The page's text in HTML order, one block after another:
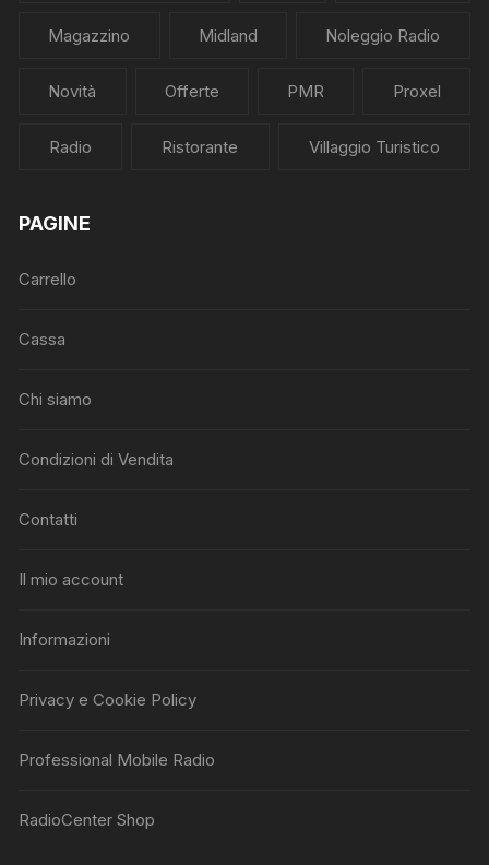
Magazzino Midland Noleggio Radio
Novità Offerte PMR Proxel
Radio Ristorante Villaggio Turistico
PAGINE
Carrello
Cassa
Chi siamo
Condizioni di Vendita
Contatti
Il mio account
Informazioni
Privacy e Cookie Policy
Professional Mobile Radio
RadioCenter Shop